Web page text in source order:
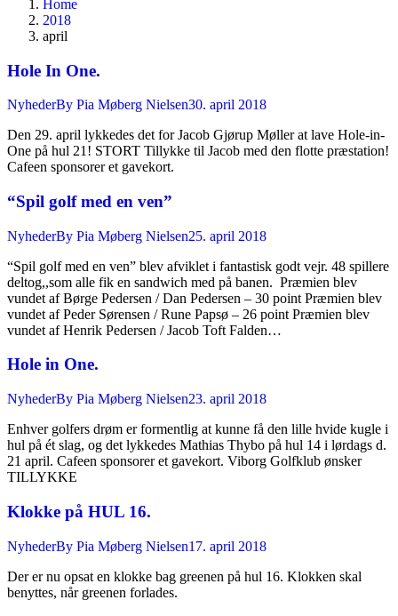
Home
2018
april
Hole In One.
NyhederBy Pia Møberg Nielsen30. april 2018
Den 29. april lykkedes det for Jacob Gjørup Møller at lave Hole-in-
One på hul 21! STORT Tillykke til Jacob med den flotte præstation!
Cafeen sponsorer et gavekort.
“Spil golf med en ven”
NyhederBy Pia Møberg Nielsen25. april 2018
“Spil golf med en ven” blev afviklet i fantastisk godt vejr. 48 spillere
deltog,,som alle fik en sandwich med på banen. Præmien blev
vundet af Børge Pedersen / Dan Pedersen – 30 point Præmien blev
vundet af Peder Sørensen / Rune Papsø – 26 point Præmien blev
vundet af Henrik Pedersen / Jacob Toft Falden…
Hole in One.
NyhederBy Pia Møberg Nielsen23. april 2018
Enhver golfers drøm er formentlig at kunne få den lille hvide kugle i
hul på ét slag, og det lykkedes Mathias Thybo på hul 14 i lørdags d.
21 april. Cafeen sponsorer et gavekort. Viborg Golfklub ønsker
TILLYKKE
Klokke på HUL 16.
NyhederBy Pia Møberg Nielsen17. april 2018
Der er nu opsat en klokke bag greenen på hul 16. Klokken skal
benyttes, når greenen forlades.